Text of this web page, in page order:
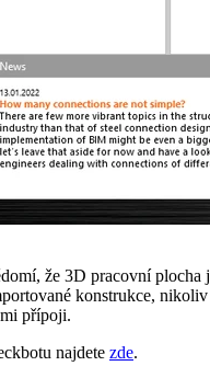
že 3D pracovní plocha
konstrukce,
přípoji.
najdete zde.